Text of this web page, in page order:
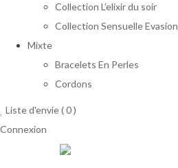
Collection L’elixir du soir
Collection Sensuelle Evasion
Mixte
Bracelets En Perles
Cordons
Liste d'envie (0)
Connexion